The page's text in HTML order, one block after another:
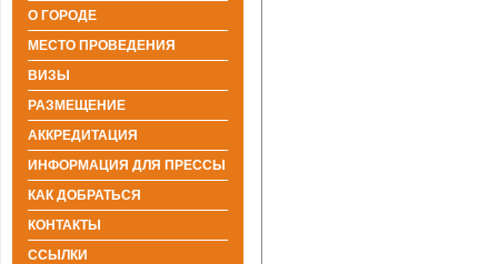
О ГОРОДЕ
МЕСТО ПРОВЕДЕНИЯ
ВИЗЫ
РАЗМЕЩЕНИЕ
АККРЕДИТАЦИЯ
ИНФОРМАЦИЯ ДЛЯ ПРЕССЫ
КАК ДОБРАТЬСЯ
КОНТАКТЫ
ССЫЛКИ